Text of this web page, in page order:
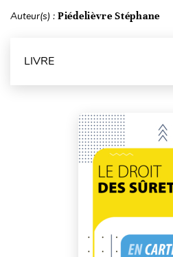
Auteur(s) : Piédelièvre Stéphane
LIVRE